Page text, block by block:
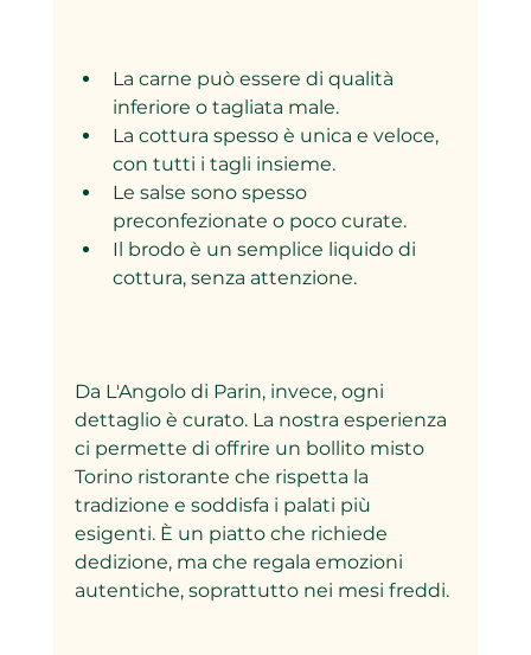
La carne può essere di qualità
inferiore o tagliata male.
La cottura spesso è unica e veloce,
con tutti i tagli insieme.
Le salse sono spesso
preconfezionate o poco curate.
Il brodo è un semplice liquido di
cottura, senza attenzione.
Da L'Angolo di Parin, invece, ogni
dettaglio è curato. La nostra esperienza
ci permette di offrire un bollito misto
Torino ristorante che rispetta la
tradizione e soddisfa i palati più
esigenti. È un piatto che richiede
dedizione, ma che regala emozioni
autentiche, soprattutto nei mesi freddi.